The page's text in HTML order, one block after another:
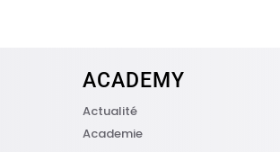
ACADEMY
Actualité
Academie